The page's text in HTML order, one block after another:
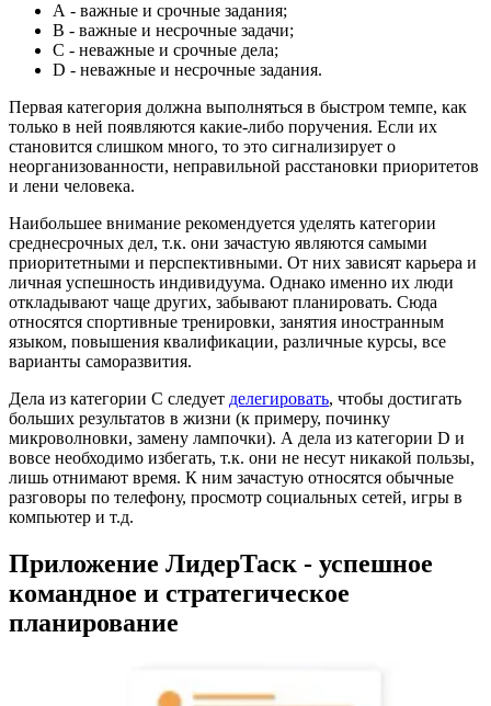
А - важные и срочные задания;
В - важные и несрочные задачи;
С - неважные и срочные дела;
D - неважные и несрочные задания.
Первая категория должна выполняться в быстром темпе, как
только в ней появляются какие-либо поручения. Если их
становится слишком много, то это сигнализирует о
неорганизованности, неправильной расстановки приоритетов
и лени человека.
Наибольшее внимание рекомендуется уделять категории
среднесрочных дел, т.к. они зачастую являются самыми
приоритетными и перспективными. От них зависят карьера и
личная успешность индивидуума. Однако именно их люди
откладывают чаще других, забывают планировать. Сюда
относятся спортивные тренировки, занятия иностранным
языком, повышения квалификации, различные курсы, все
варианты саморазвития.
Дела из категории С следует делегировать, чтобы достигать
больших результатов в жизни (к примеру, починку
микроволновки, замену лампочки). А дела из категории D и
вовсе необходимо избегать, т.к. они не несут никакой пользы,
лишь отнимают время. К ним зачастую относятся обычные
разговоры по телефону, просмотр социальных сетей, игры в
компьютер и т.д.
Приложение ЛидерТаск - успешное
командное и стратегическое
планирование